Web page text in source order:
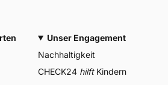
Unser Engagement
Nachhaltigkeit
CHECK24 hilftKindern